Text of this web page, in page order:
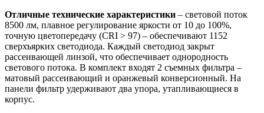
Отличные технические характеристики – световой поток
8500 лм, плавное регулирование яркости от 10 до 100%,
точную цветопередачу (CRI > 97) – обеспечивают 1152
сверхъярких светодиода. Каждый светодиод закрыт
рассеивающей линзой, что обеспечивает однородность
светового потока. В комплект входят 2 съемных фильтра –
матовый рассеивающий и оранжевый конверсионный. На
панели фильтр удерживают два упора, утапливающиеся в
корпус.